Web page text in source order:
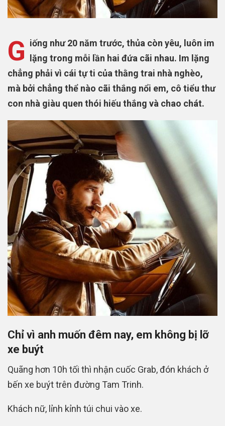
G iống như 20 năm trước, thủa còn yêu, luôn im
lặng trong mỗi lần hai đứa cãi nhau. Im lặng
chẳng phải vì cái tự ti của thằng trai nhà nghèo,
mà bởi chẳng thể nào cãi thắng nổi em, cô tiểu thư
con nhà giàu quen thói hiếu thắng và chao chát.
Chỉ vì anh muốn đêm nay, em không bị lỡ
xe buýt
Quãng hơn 10h tối thì nhận cuốc Grab, đón khách ở
bến xe buýt trên đường Tam Trinh.
Khách nữ, lỉnh kỉnh túi chui vào xe.